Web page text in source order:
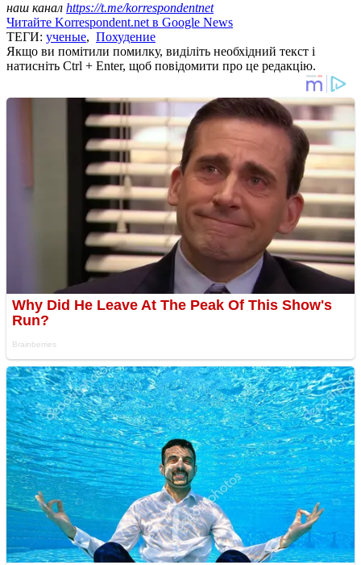
наш канал https://t.me/korrespondentnet
Читайте Korrespondent.net в Google News
ТЕГИ: ученые, Похудение
Якщо ви помітили помилку, виділіть необхідний текст і
натисніть Ctrl + Enter, щоб повідомити про це редакцію.